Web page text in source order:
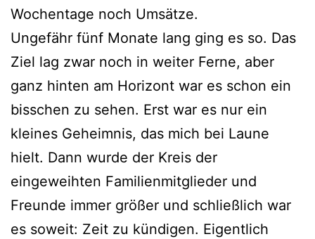
Wochentage noch Umsätze.
Ungefähr fünf Monate lang ging es so. Das
Ziel lag zwar noch in weiter Ferne, aber
ganz hinten am Horizont war es schon ein
bisschen zu sehen. Erst war es nur ein
kleines Geheimnis, das mich bei Laune
hielt. Dann wurde der Kreis der
eingeweihten Familienmitglieder und
Freunde immer größer und schließlich war
es soweit: Zeit zu kündigen. Eigentlich